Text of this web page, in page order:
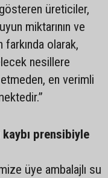
üreticiler,
miktarının ve
farkında olarak,
nesillere
etmeden, en verimli
prensibiyle
üye ambalajlı su